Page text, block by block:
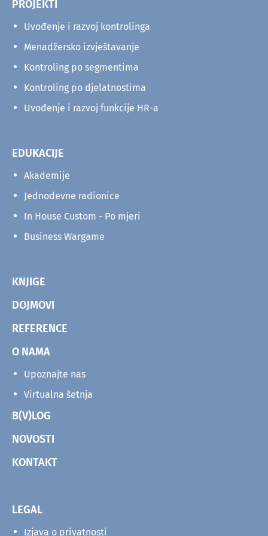
PROJEKTI
Uvođenje i razvoj kontrolinga
Menadžersko izvještavanje
Kontroling po segmentima
Kontroling po djelatnostima
Uvođenje i razvoj funkcije HR-a
EDUKACIJE
Akademije
Jednodevne radionice
In House Custom - Po mjeri
Business Wargame
KNJIGE
DOJMOVI
REFERENCE
O NAMA
Upoznajte nas
Virtualna šetnja
B(V)LOG
NOVOSTI
KONTAKT
LEGAL
Izjava o privatnosti